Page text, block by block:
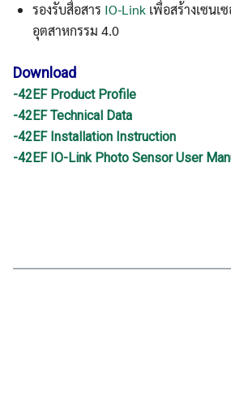
รองรับสื่อสาร IO-Link เพื่อสร้างเซนเ
อุตสาหกรรม 4.0
Download
-42EF Product Profile
-42EF Technical Data
-42EF Installation Instruction
-42EF IO-Link Photo Sensor User